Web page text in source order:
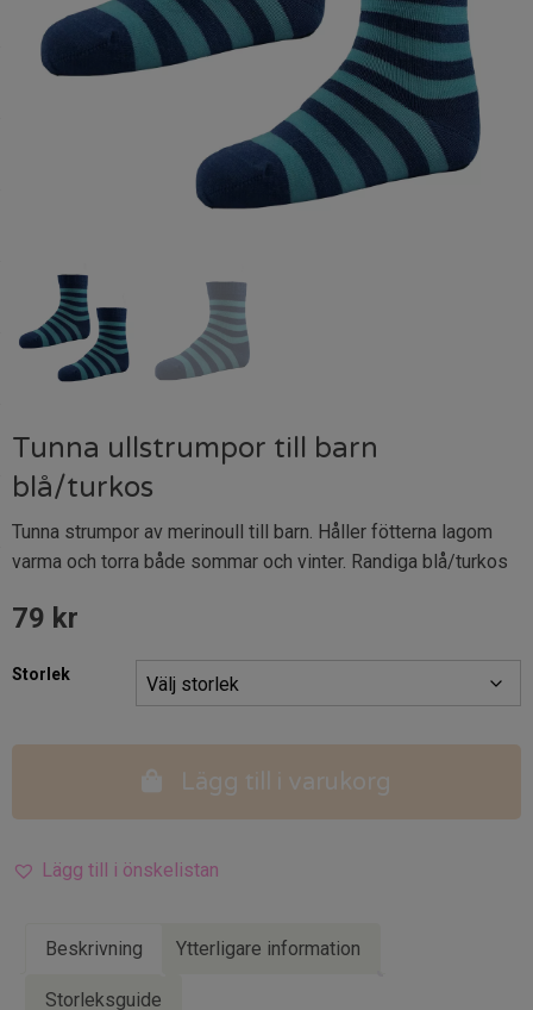
Tunna ullstrumpor till barn
blå/turkos
Tunna strumpor av merinoull till barn. Håller fötterna lagom
varma och torra både sommar och vinter. Randiga blå/turkos
79 kr
Storlek
Lägg till i varukorg
Lägg till i önskelistan
Beskrivning Ytterligare information
Storleksguide